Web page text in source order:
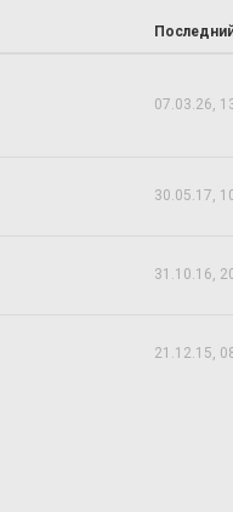
07.03.26,
30.05.17,
31.10.16,
21.12.15,